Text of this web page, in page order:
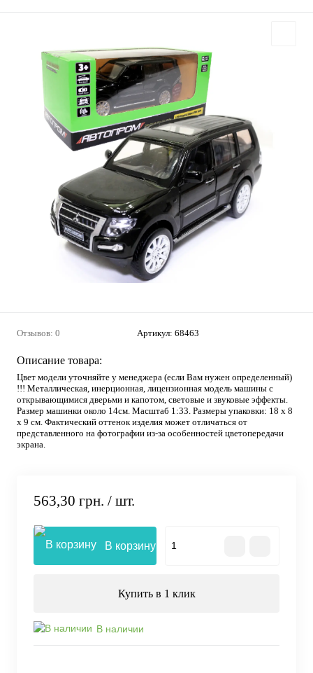
Отзывов: 0 Артикул: 68463
Описание товара:
Цвет модели уточняйте у менеджера (если Вам нужен определенный)
!!! Металлическая, инерционная, лицензионная модель машины с
открывающимися дверьми и капотом, световые и звуковые эффекты.
Размер машинки около 14см. Масштаб 1:33. Размеры упаковки: 18 х 8
х 9 см. Фактический оттенок изделия может отличаться от
представленного на фотографии из-за особенностей цветопередачи
экрана.
563,30 грн. / шт.
В корзину
Купить в 1 клик
В наличии